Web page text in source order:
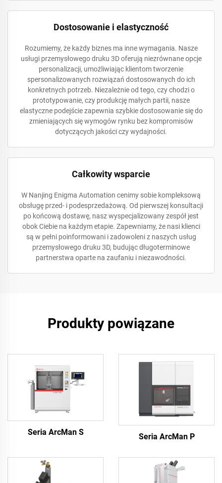
Dostosowanie i elastyczność
Rozumiemy, że każdy biznes ma inne wymagania. Nasze
usługi przemysłowego druku 3D oferują niezrównane opcje
personalizacji, umożliwiając klientom tworzenie
spersonalizowanych rozwiązań dostosowanych do ich
konkretnych potrzeb. Niezależnie od tego, czy chodzi o
prototypowanie, czy produkcję małych partii, nasze
elastyczne podejście zapewnia szybkie dostosowanie się do
zmieniających się wymogów rynku bez kompromisów
dotyczących jakości czy wydajności.
Całkowity wsparcie
W Nanjing Enigma Automation cenimy sobie kompleksową
obsługę przed- i podesprzedażową. Od pierwszej konsultacji
po końcową dostawę, nasz wyspecjalizowany zespół jest
obok Ciebie na każdym etapie. Zapewniamy, że nasi klienci
są w pełni poinformowani i zadowoleni z naszych usług
przemysłowego druku 3D, budując długoterminowe
partnerstwa oparte na zaufaniu i niezawodności.
Produkty powiązane
Seria ArcMan S Seria ArcMan P